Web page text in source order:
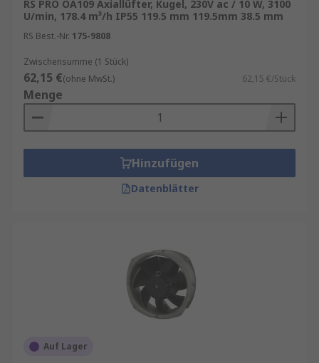
Axialgebläse kaufen
Wenn Sie passende Axiallüfter oder
Axialventilatoren ( AC- oder DC-betrieben)
kaufen möchten, sollten Sie folgende Parameter
Luftdurchsatz (m³/h): passend zur
Statischer Druck: bei Anwendungen mit
Luftwiderstand (z. B. Filtereinsätzen)
Schutzart (IP): z. B. IP55 für feuchte oder
staubige Umgebungen
Lagertyp: z. B. Kugellager (robust, langlebig,
RS PRO OA109 Axiallüfter, Kugel, 230V ac / 10 W, 3100
U/min, 178.4 m³/h IP55 119.5 mm 119.5mm 38.5 mm
RS Best.-Nr. 175-9808
Zwischensumme (1 Stück)
62,15 €(ohne MwSt.) 62,15 €/Stück
Menge
Hinzufügen
Datenblätter
Auf Lager